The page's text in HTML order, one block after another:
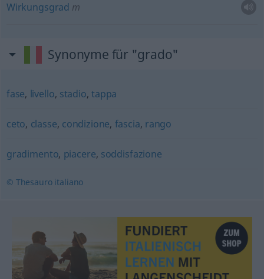
Wirkungsgrad m
Synonyme für "grado"
fase, livello, stadio,tappa
ceto, classe, condizione, fascia, rango
gradimento, piacere, soddisfazione
© Thesauro italiano